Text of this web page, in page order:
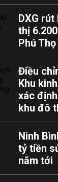
DXG
thị
Phú Thọ
Điều
Khu
xác
khu đô
Ninh
tỷ tiền
năm tới